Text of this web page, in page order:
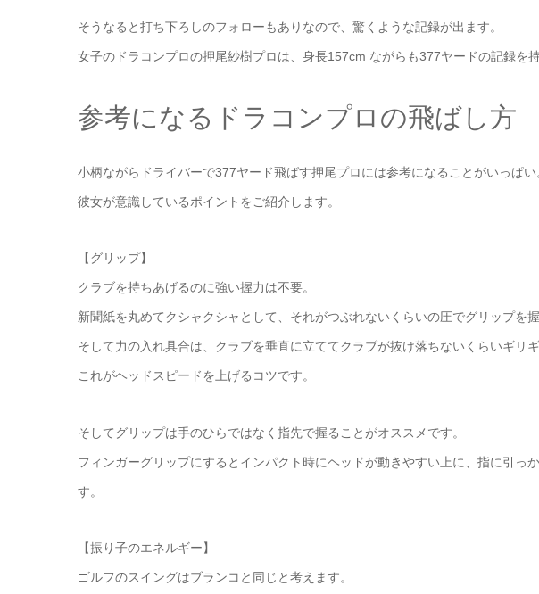
そうなると打ち下ろしのフォローもありなので、驚くような記録が出ます。
女子のドラコンプロの押尾紗樹プロは、身長157cm ながらも377ヤードの記録を持
参考になるドラコンプロの飛ばし方
小柄ながらドライバーで377ヤード飛ばす押尾プロには参考になることがいっぱい
彼女が意識しているポイントをご紹介します。
【グリップ】
クラブを持ちあげるのに強い握力は不要。
新聞紙を丸めてクシャクシャとして、それがつぶれないくらいの圧でグリップを握
そして力の入れ具合は、クラブを垂直に立ててクラブが抜け落ちないくらいギリ
これがヘッドスピードを上げるコツです。
そしてグリップは手のひらではなく指先で握ることがオススメです。
フィンガーグリップにするとインパクト時にヘッドが動きやすい上に、指に引っ
す。
【振り子のエネルギー】
ゴルフのスイングはブランコと同じと考えます。